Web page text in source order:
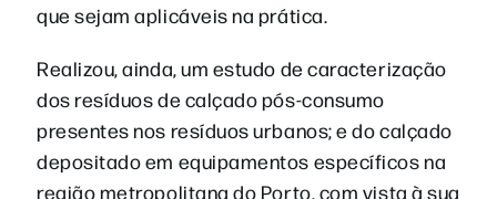
que sejam aplicáveis na prática.
Realizou, ainda, um estudo de caracterização
dos resíduos de calçado pós-consumo
presentes nos resíduos urbanos; e do calçado
depositado em equipamentos específicos na
região metropolitana do Porto, com vista à sua